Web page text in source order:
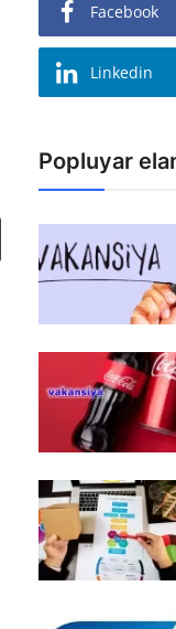
Facebook
Linkedin
Popluyar